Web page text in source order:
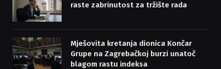
raste zabrinutost za tržište rada
Mješovita kretanja dionica Končar
Grupe na Zagrebačkoj burzi unatoč
blagom rastu indeksa